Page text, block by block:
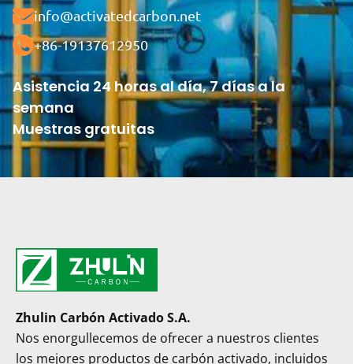
info@activatedcarbon.net
+86-19137612950
Asistencia 24 horas al día, 7 días a la
semana
Muestras gratuitas
Zhulin Carbón Activado S.A.
Nos enorgullecemos de ofrecer a nuestros clientes
los mejores productos de carbón activado, incluidos